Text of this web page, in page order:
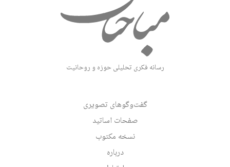
رسانه فکری تحلیلی حوزه و روحانیت
گفت‌وگوهای تصویری
صفحات اساتید
نسخه مکتوب
درباره